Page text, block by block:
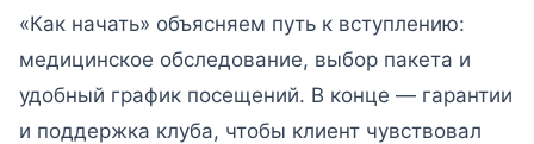
«Как начать» объясняем путь к вступлению:
медицинское обследование, выбор пакета и
удобный график посещений. В конце — гарантии
и поддержка клуба, чтобы клиент чувствовал